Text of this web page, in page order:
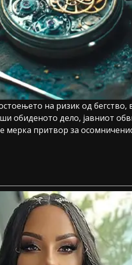
на ризик од бегство,
обиденото дело, јавниот
мерка притвор за